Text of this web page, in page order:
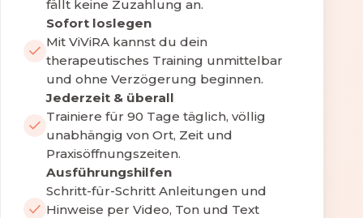
fällt keine Zuzahlung an.
Sofort loslegen
Mit ViViRA kannst du dein
therapeutisches Training unmittelbar
und ohne Verzögerung beginnen.
Jederzeit & überall
Trainiere für 90 Tage täglich, völlig
unabhängig von Ort, Zeit und
Praxisöffnungszeiten.
Ausführungshilfen
Schritt-für-Schritt Anleitungen und
Hinweise per Video, Ton und Text